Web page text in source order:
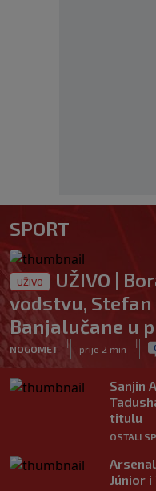
SPORT
UŽIVO
UŽIVO |
vodstvu, Stefan
Banjalučane u
NOGOMET
|
prije 2 min
|
Sanjin
titulu
OSTALI
Júnior